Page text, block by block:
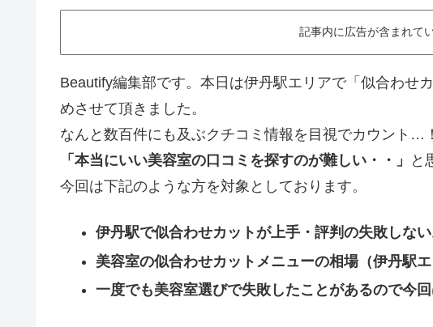
記事内に広告が含まれてい
Beautify編集部です。本日は伊丹駅エリアで「似合わせ
めさせて頂きました。
なんと数百件にも及ぶクチコミ情報を目視でカウント…！
「本当にいい美容室の口コミを探すのが難しい・・」
と
今回は下記のような方を対象としております。
伊丹駅で似合わせカットが上手・評判の失敗しな
美容室の似合わせカットメニューの相場（伊丹駅
一度でも美容室選びで失敗したことがあるので今回